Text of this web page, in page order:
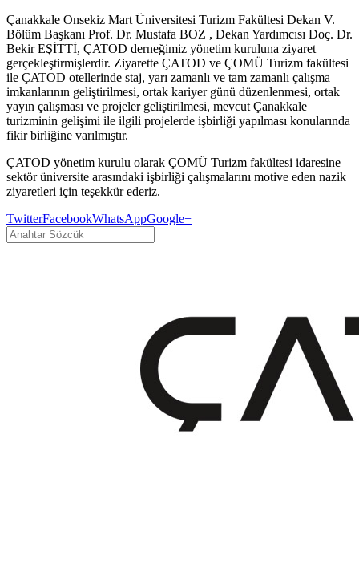
Çanakkale Onsekiz Mart Üniversitesi Turizm Fakültesi Dekan V.
Bölüm Başkanı Prof. Dr. Mustafa BOZ , Dekan Yardımcısı Doç. Dr.
Bekir EŞİTTİ, ÇATOD derneğimiz yönetim kuruluna ziyaret
gerçekleştirmişlerdir. Ziyarette ÇATOD ve ÇOMÜ Turizm fakültesi
ile ÇATOD otellerinde staj, yarı zamanlı ve tam zamanlı çalışma
imkanlarının geliştirilmesi, ortak kariyer günü düzenlenmesi, ortak
yayın çalışması ve projeler geliştirilmesi, mevcut Çanakkale
turizminin gelişimi ile ilgili projelerde işbirliği yapılması konularında
fikir birliğine varılmıştır.
ÇATOD yönetim kurulu olarak ÇOMÜ Turizm fakültesi idaresine
sektör üniversite arasındaki işbirliği çalışmalarını motive eden nazik
ziyaretleri için teşekkür ederiz.
TwitterFacebookWhatsAppGoogle+